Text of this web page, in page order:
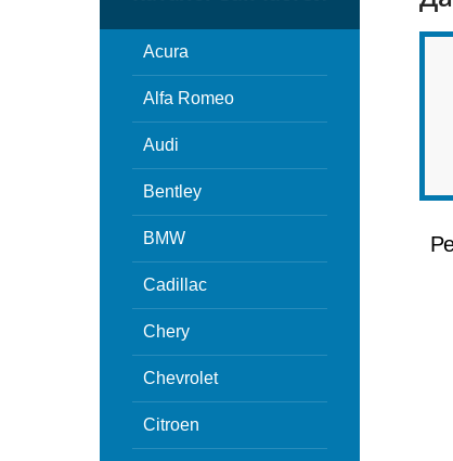
Acura
Alfa Romeo
Audi
Bentley
BMW
Cadillac
Chery
Chevrolet
Citroen